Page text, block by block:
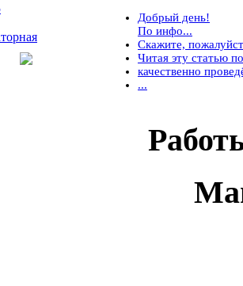
Добрый день!
По инфо...
Скажите,
Читая эту статью
качественно
...